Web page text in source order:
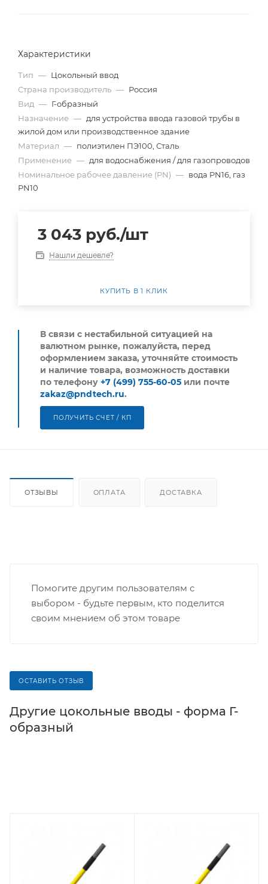
Характеристики
Тип — Цокольный ввод
Страна производитель — Россия
Вид — Г-образный
Назначение — для устройства ввода газовой трубы в
жилой дом или производственное здание
Материал — полиэтилен ПЭ100, Сталь
Применение — для водоснабжения / для газопроводов
Номинальное рабочее давление (PN) — вода PN16, газ
PN10
3 043 руб./шт
Нашли дешевле?
КУПИТЬ В 1 КЛИК
В связи с нестабильной ситуацией на
валютном рынке, пожалуйста, перед
оформлением заказа, уточняйте стоимость
и наличие товара, возможность доставки
по телефону +7 (499) 755-60-05 или почте
zakaz@pndtech.ru.
ПОЛУЧИТЬ СЧЕТ / КП
ОТЗЫВЫ ОПЛАТА ДОСТАВКА
Помогите другим пользователям с
выбором - будьте первым, кто поделится
своим мнением об этом товаре
ОСТАВИТЬ ОТЗЫВ
Другие цокольные вводы - форма Г-
образный